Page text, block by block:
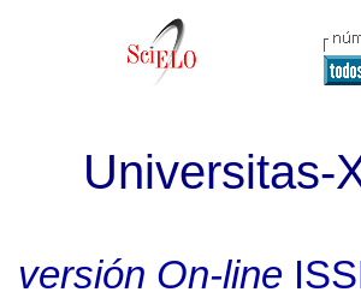
Universitas-
versión On-line